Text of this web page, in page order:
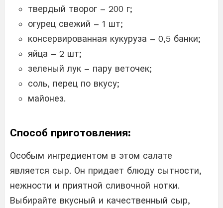
твердый творог – 200 г;
огурец свежий – 1 шт;
консервированная кукуруза – 0,5 банки;
яйца – 2 шт;
зеленый лук – пару веточек;
соль, перец по вкусу;
майонез.
Способ приготовления:
Особым ингредиентом в этом салате
является сыр. Он придает блюду сытности,
нежности и приятной сливочной нотки.
Выбирайте вкусный и качественный сыр,